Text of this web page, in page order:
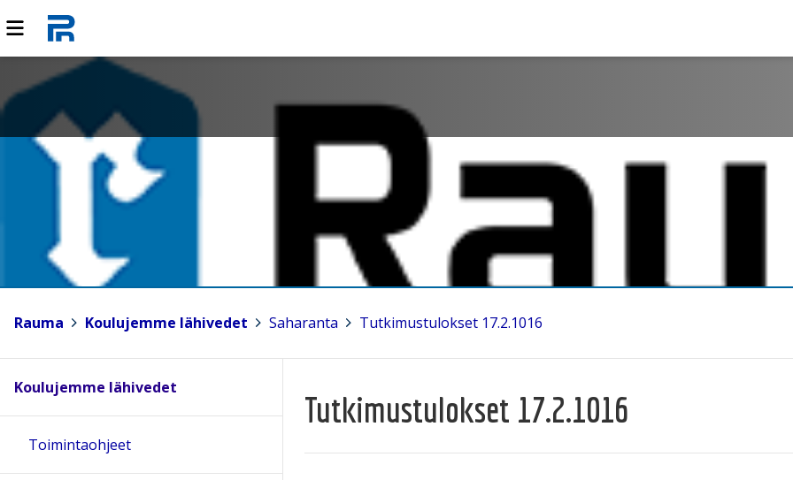
Rauma Koulujemme lähivedet Saharanta Tutkimustulokset 17.2.1016
Tutkimustulokset 17.2.1016
Koulujemme lähivedet
Toimintaohjeet